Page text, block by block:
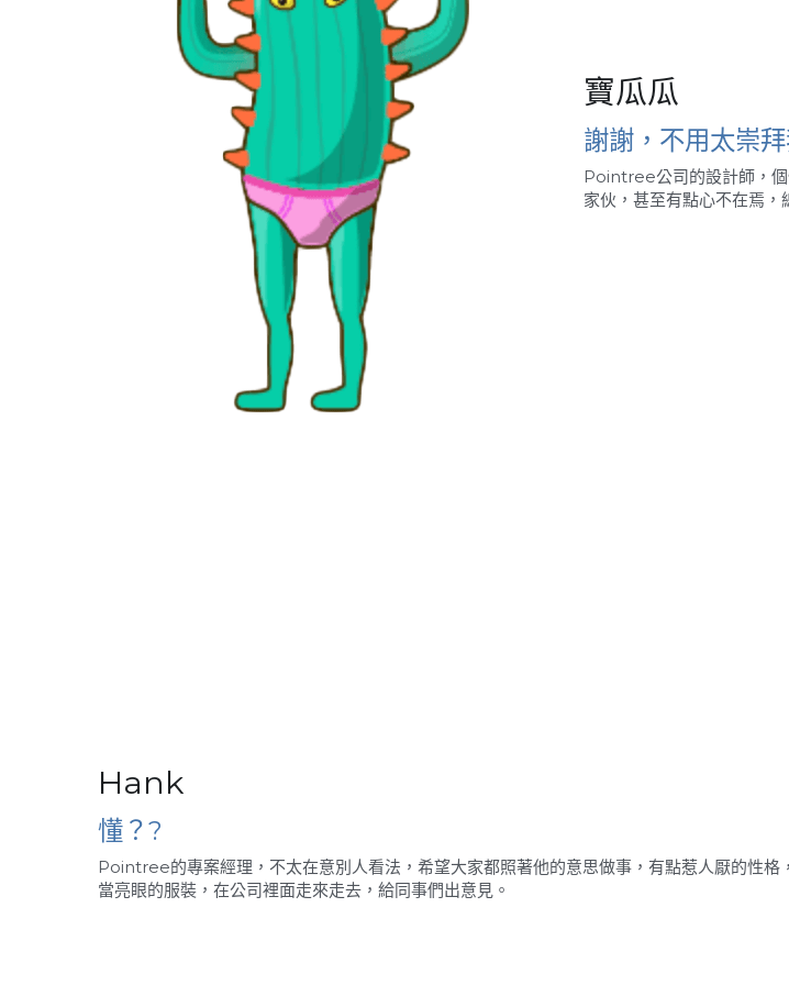
寶瓜瓜
謝謝，不用太崇
Pointree公司的設計師，
家伙，甚至有點心不在焉，
Hank
懂？?
Pointree的專案經理，不太在意別人看法，希望大家都照著他的意思做事，有點惹人厭的性格
當亮眼的服裝，在公司裡面走來走去，給同事們出意見。